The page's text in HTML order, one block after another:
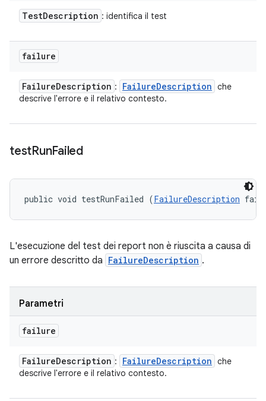
TestDescription : identifica il test
failure
FailureDescription : FailureDescription che
descrive l'errore e il relativo contesto.
testRunFailed
public void testRunFailed (FailureDescription
L'esecuzione del test dei report non è riuscita a causa di
un errore descritto da FailureDescription .
Parametri
failure
FailureDescription : FailureDescription che
descrive l'errore e il relativo contesto.